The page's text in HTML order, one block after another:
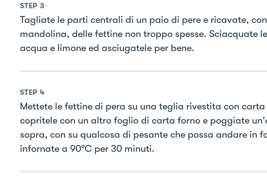
STEP 3
Tagliate le parti centrali di un paio di pere e ricavate,
mandolina, delle fettine non troppo spesse. Sciacquate
acqua e limone ed asciugatele per bene.
STEP 4
Mettete le fettine di pera su una teglia rivestita con
copritele con un altro foglio di carta forno e poggiate
sopra, con su qualcosa di pesante che possa andare in
infornate a 90°C per 30 minuti.